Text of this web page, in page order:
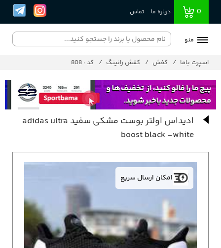
0 درباره ما تماس
منو
اسپرت باما کفش کفش رانینگ کد : 808
ادیداس اولتر بوست مشکی سفید adidas ultra
boost black -white
امکان ارسال سریع